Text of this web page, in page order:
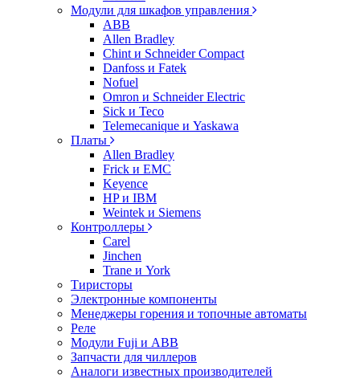
Модули для шкафов управления
ABB
Allen Bradley
Chint и Schneider Compact
Danfoss и Fatek
Nofuel
Omron и Schneider Electric
Sick и Teco
Telemecanique и Yaskawa
Платы
Allen Bradley
Frick и EMC
Keyence
HP и IBM
Weintek и Siemens
Контроллеры
Carel
Jinchen
Trane и York
Тиристоры
Электронные компоненты
Менеджеры горения и топочные автоматы
Реле
Модули Fuji и ABB
Запчасти для чиллеров
Аналоги известных производителей